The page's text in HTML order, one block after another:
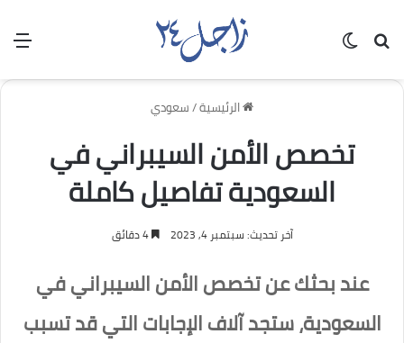
بحث عن
الرئيسية/سعودي
تخصص الأمن السيبراني في
السعودية تفاصيل كاملة
آخر تحديث: سبتمبر 4, 2023 4 دقائق
عند بحثك عن تخصص الأمن السيبراني في
السعودية، ستجد آلاف الإجابات التي قد تسبب